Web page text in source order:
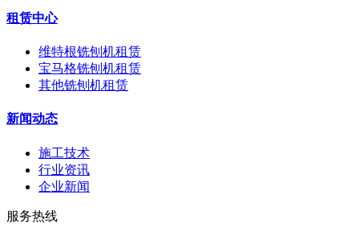
租赁中心
维特根铣刨机租赁
宝马格铣刨机租赁
其他铣刨机租赁
新闻动态
施工技术
行业资讯
企业新闻
服务热线